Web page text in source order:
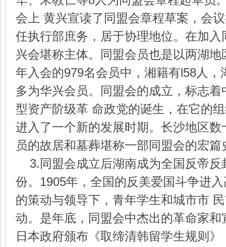
会上 黄兴宣读了同盟会章程草案，会
任执行部庶务，居于协理地位。在加
兴会堪称主体。同盟会员也是以两湖
年入会的979名会员中，湘籍有l58人，
多为华兴会员。同盟会的成立，标志
型资产阶级革 命政党的诞生，在它的
进入了一个新的发展时期。长沙地区
员的故居和墓葬堪称一部同盟会的宏篇
3.同盟会成立后湖南成为全国反帝反
份。1905年，全国的反美爱国斗争进
的策动与领导下，青年学生和城市市
动。是年底，同盟会中杰出的革命家
日本政府颁布《取缔清韩留学生规则